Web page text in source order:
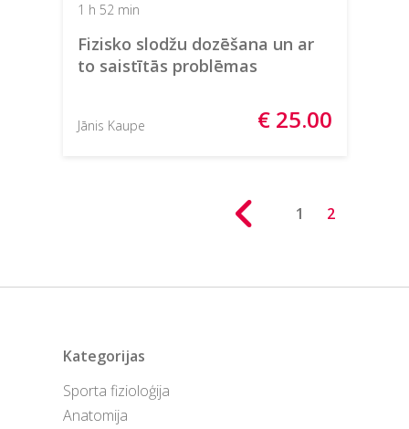
1 h 52 min
Fizisko slodžu dozēšana un ar
to saistītās problēmas
Jānis Kaupe € 25.00
1 2
Kategorijas
Sporta fizioloģija
Anatomija